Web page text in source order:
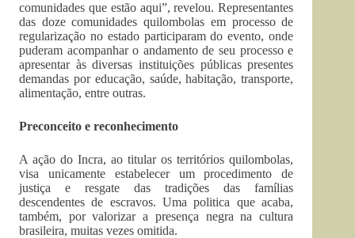
comunidades que estão aqui”, revelou. Representantes
das doze comunidades quilombolas em processo de
regularização no estado participaram do evento, onde
puderam acompanhar o andamento de seu processo e
apresentar às diversas instituições públicas presentes
demandas por educação, saúde, habitação, transporte,
alimentação, entre outras.
Preconceito e reconhecimento
A ação do Incra, ao titular os territórios quilombolas,
visa unicamente estabelecer um procedimento de
justiça e resgate das tradições das famílias
descendentes de escravos. Uma politica que acaba,
também, por valorizar a presença negra na cultura
brasileira, muitas vezes omitida.